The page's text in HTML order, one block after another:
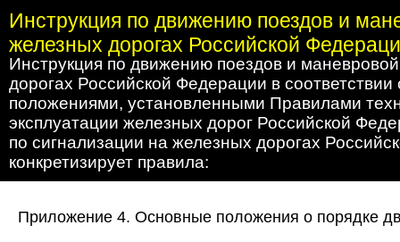
Инструкция по движению поездов и
железных дорогах Российской
Инструкция по движению поездов и
дорогах Российской Федерации в
положениями, установленными Правилами
эксплуатации железных дорог Российской
по сигнализации на железных дорогах
конкретизирует правила:
Приложение 4. Основные положения о порядке